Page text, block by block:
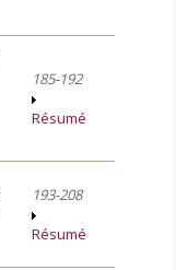
185-192
Résumé
193-208
Résumé